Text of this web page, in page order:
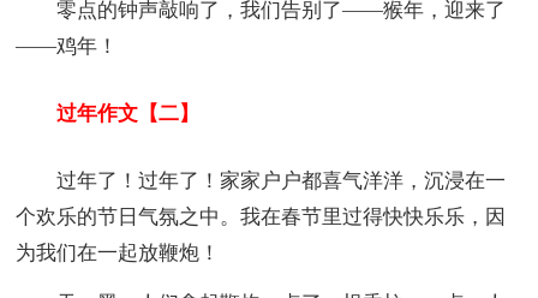
零点的钟声敲响了，我们告别了——猴年，迎来了
——鸡年！
过年作文【二】
过年了！过年了！家家户户都喜气洋洋，沉浸在一
个欢乐的节日气氛之中。我在春节里过得快快乐乐，因
为我们在一起放鞭炮！